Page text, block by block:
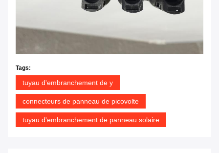
Tags:
tuyau d'embranchement de y
connecteurs de panneau de picovolte
tuyau d'embranchement de panneau solaire